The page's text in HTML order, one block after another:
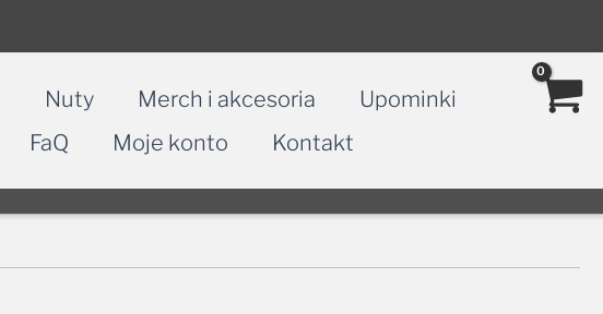
Nuty Merch i akcesoria
Upominki
FaQ Moje konto Kontakt